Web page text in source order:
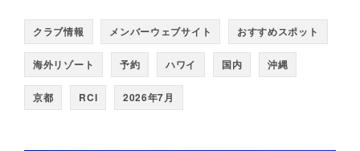
クラブ情報 メンバーウェブサイト おすすめスポット
海外リゾート 予約 ハワイ 国内 沖縄
京都 RCI 2026年7月